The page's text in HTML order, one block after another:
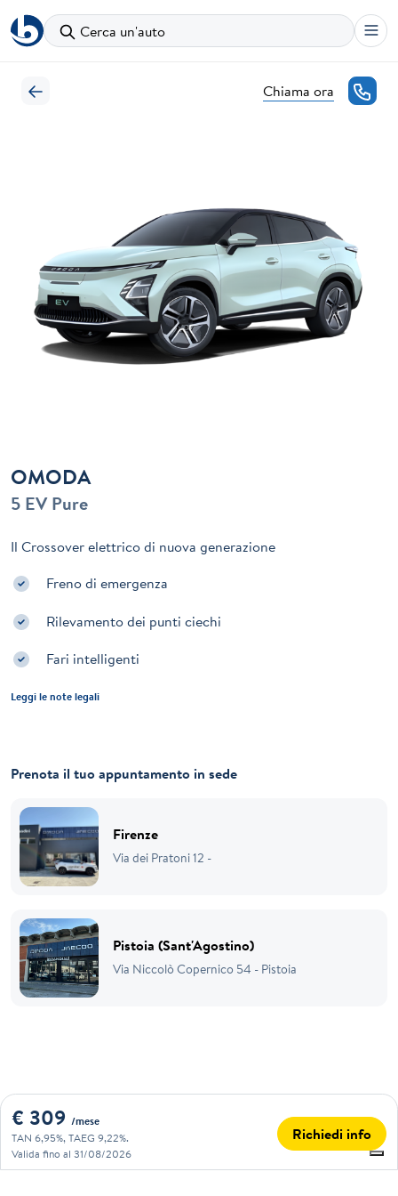
Cerca un'auto
Chiama ora
€ 309 /mese
TAN 6,95%, TAEG 9,22%.
Valida fino al 31/08/2026
Richiedi info
OMODA
5 EV Pure
Il Crossover elettrico di nuova generazione
Freno di emergenza
Rilevamento dei punti ciechi
Fari intelligenti
Leggi le note legali
Prenota il tuo appuntamento in sede
Firenze
Via dei Pratoni 12 -
Pistoia (Sant'Agostino)
Via Niccolò Copernico 54 - Pistoia